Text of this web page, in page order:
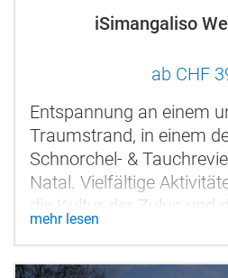
iSimangaliso
ab CHF
Entspannung an einem
Traumstrand, in einem
Schnorchel- &
Natal. Vielfältige
die Kultur der Zulus und
Schönheit dieser Region
mehr lesen